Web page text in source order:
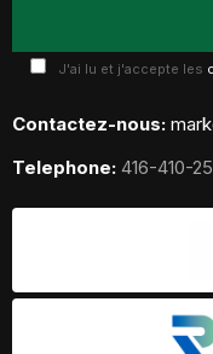
J'ai lu et j'accepte les
Contactez-nous:
Telephone: 416-410-